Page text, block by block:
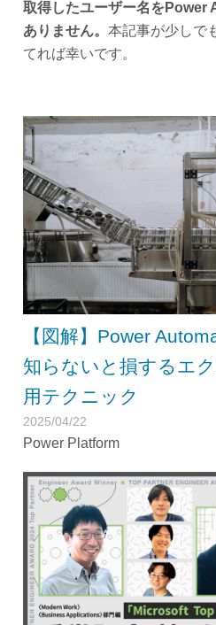
取得したユーザー名をPower
ありません。 本記事が少しで
てれば幸いです。
【図解】Power
知らないと損するエ
用テクニック
2025/04/22
Power Platform